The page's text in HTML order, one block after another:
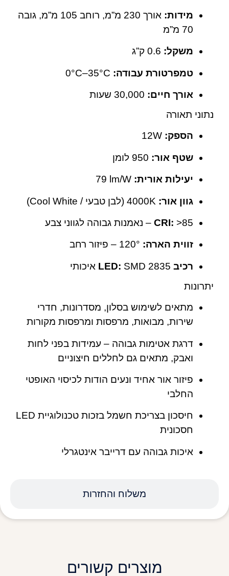
משלוח והחזרות
מידות:
אורך 230 מ”מ, רוחב 105 מ”מ, גובה
70 מ”מ
משקל:
טמפרטורת עבודה:
אורך חיים:
נתוני תאורה
הספק:
שטף אור:
יעילות אורית:
גוון אור:
CRI: ‎>85 – נאמנות גבוהה לגווני צבע
זווית הארה:
רכיב LED: SMD 2835 איכותי
יתרונות
מתאים לשימוש בסלון, מסדרונות, חדרי
שירות, מבואות, מרפסות ומרפסות מקורות
דרגת אטימות גבוהה – עמידות בפני לחות
ואבק, מתאים גם לחללים חיצוניים
פיזור אור אחיד ונעים הודות לכיסוי האופטי
החלבי
חיסכון בצריכת חשמל בזכות טכנולוגיית LED
חסכונית
איכות גבוהה עם דרייבר אינטגרלי
מוצרים קשורים